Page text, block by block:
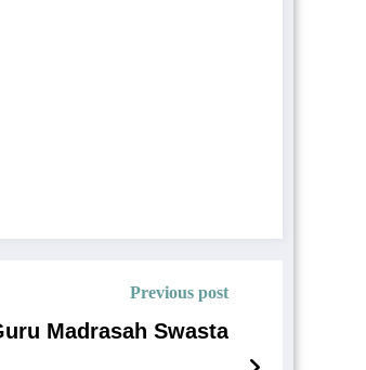
Previous post
Madrasah Swasta